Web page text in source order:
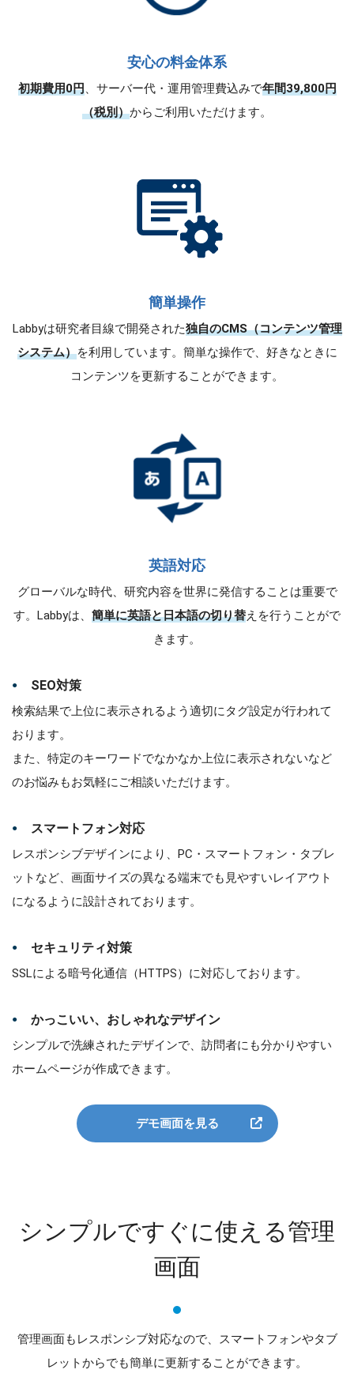
安心の料金体系
初期費用0円、サーバー代・運用管理費込みで年間39,800円
（税別）からご利用いただけます。
簡単操作
Labbyは研究者目線で開発された独自のCMS（コンテンツ管理
システム）を利用しています。簡単な操作で、好きなときに
コンテンツを更新することができます。
英語対応
グローバルな時代、研究内容を世界に発信することは重要で
す。Labbyは、 簡単に英語と日本語の切り替えを行うことがで
きます。
SEO対策
検索結果で上位に表示されるよう適切にタグ設定が行われて
おります。
また、特定のキーワードでなかなか上位に表示されないなど
のお悩みもお気軽にご相談いただけます。
スマートフォン対応
レスポンシブデザインにより、PC・スマートフォン・タブレ
ットなど、画面サイズの異なる端末でも見やすいレイアウト
になるように設計されております。
セキュリティ対策
SSLによる暗号化通信（HTTPS）に対応しております。
かっこいい、おしゃれなデザイン
シンプルで洗練されたデザインで、訪問者にも分かりやすい
ホームページが作成できます。
デモ画面を見る
シンプルですぐに使える管理
画面
管理画面もレスポンシブ対応なので、スマートフォンやタブ
レットからでも簡単に更新することができます。